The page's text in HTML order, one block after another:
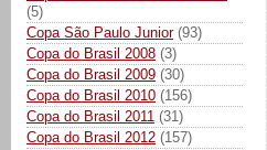
(5)
Copa São Paulo Junior (93)
Copa do Brasil 2008 (3)
Copa do Brasil 2009 (30)
Copa do Brasil 2010 (156)
Copa do Brasil 2011 (31)
Copa do Brasil 2012 (157)